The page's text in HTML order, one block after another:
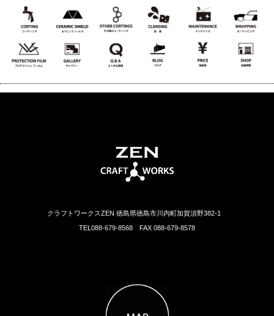
クラフトワークスZEN 徳島県徳島市川内町加賀須野382-1
TEL088-679-8568 FAX 088-679-8578